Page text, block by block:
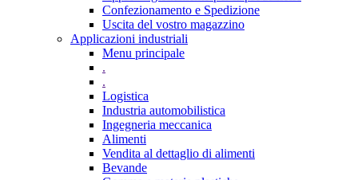
Confezionamento e Spedizione
Uscita del vostro magazzino
Applicazioni industriali
Menu principale
.
.
Logistica
Industria automobilistica
Ingegneria meccanica
Alimenti
Vendita al dettaglio di alimenti
Bevande